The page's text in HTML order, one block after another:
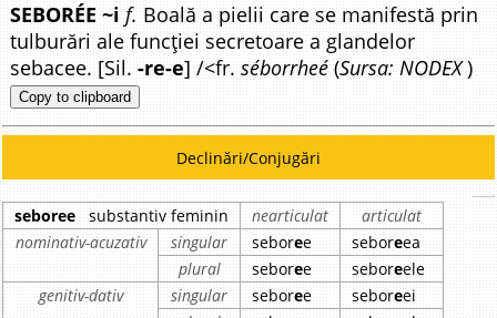
SEBORÉE ~i f. Boală a pielii care se manifestă prin
tulburări ale funcției secretoare a glandelor
sebacee. [Sil. -re-e] /<fr.séborrheé (Sursa: NODEX)
Copy to clipboard
Declinări/Conjugări
seboree substantiv feminin nearticulat
articulat
nominativ-acuzativ
singular seboree seboreea
plural
seboree seboreele
genitiv-dativ
singular seboree seboreei